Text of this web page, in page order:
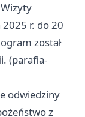
r. do 20
został
(parafia-
odwiedziny
z